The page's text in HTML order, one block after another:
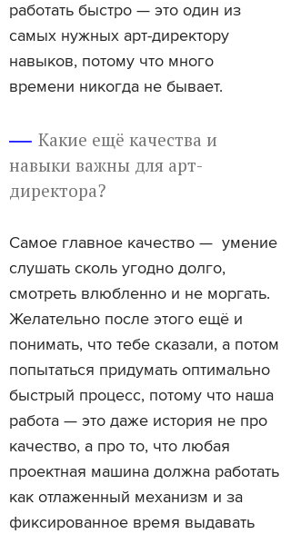
работать быстро — это один из
самых нужных арт-директору
навыков, потому что много
времени никогда не бывает.
Какие ещё качества и
навыки важны для арт-
директора?
Самое главное качество — умение
слушать сколь угодно долго,
смотреть влюбленно и не моргать.
Желательно после этого ещё и
понимать, что тебе сказали, а потом
попытаться придумать оптимально
быстрый процесс, потому что наша
работа — это даже история не про
качество, а про то, что любая
проектная машина должна работать
как отлаженный механизм и за
фиксированное время выдавать